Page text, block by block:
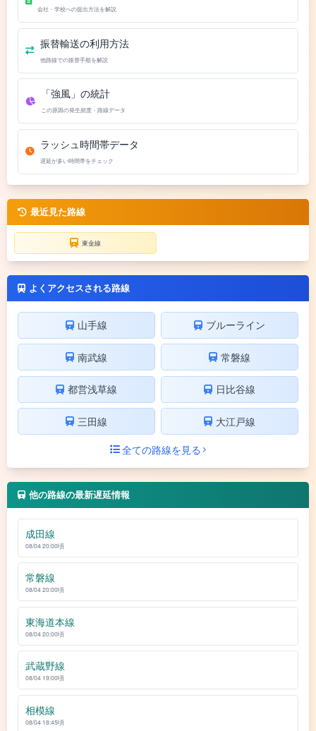
会社・学校への提出方法を解説
振替輸送の利用方法
他路線での振替手順を解説
「強風」の統計
この原因の発生頻度・路線データ
ラッシュ時間帯データ
遅延が多い時間帯をチェック
最近見た路線
東金線
よくアクセスされる路線
山手線 ブルーライン
南武線 常磐線
都営浅草線 日比谷線
三田線
大江戸線
全ての路線を見る
他の路線の最新遅延情報
成田線
08/04 20:00頃
常磐線
08/04 20:00頃
東海道本線
08/04 20:00頃
武蔵野線
08/04 19:00頃
相模線
08/04 18:45頃